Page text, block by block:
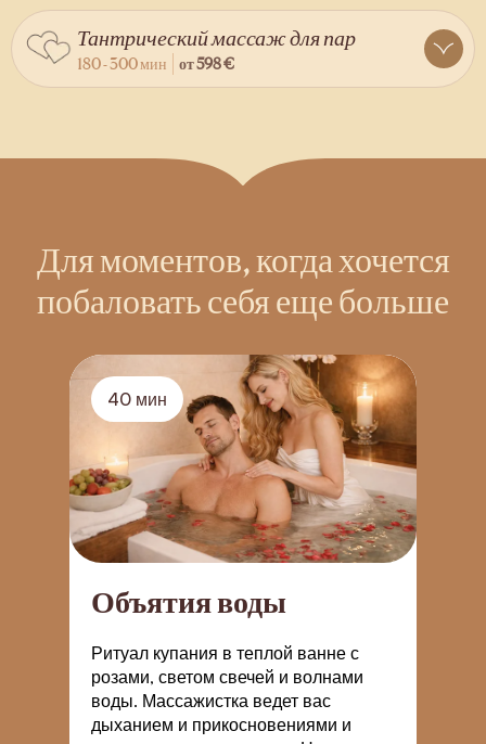
Тантрический массаж для пар
180 - 300 мин от598 €
Для моментов, когда хочется
побаловать себя еще больше
40 мин
Объятия воды
Ритуал купания в теплой ванне с
розами, светом свечей и волнами
воды. Массажистка ведет вас
дыханием и прикосновениями и